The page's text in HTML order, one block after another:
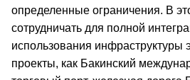
определенные ограничения. В
сотрудничать для полной
использования инфраструктуры
проекты, как Бакинский